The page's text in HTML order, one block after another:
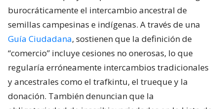
burocráticamente el intercambio ancestral de
semillas campesinas e indígenas. A través de una
Guía Ciudadana, sostienen que la definición de
“comercio” incluye cesiones no onerosas, lo que
regularía erróneamente intercambios tradicionales
y ancestrales como el trafkintu, el trueque y la
donación. También denuncian que la